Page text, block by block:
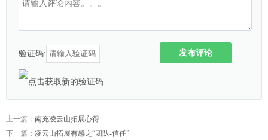
验证码: 发布评论
上一篇： 南充凌云山拓展心得
下一篇： 凌云山拓展有感之“团队-信任”